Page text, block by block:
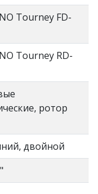
Tourney FD-
Tourney RD-
ротор
двойной